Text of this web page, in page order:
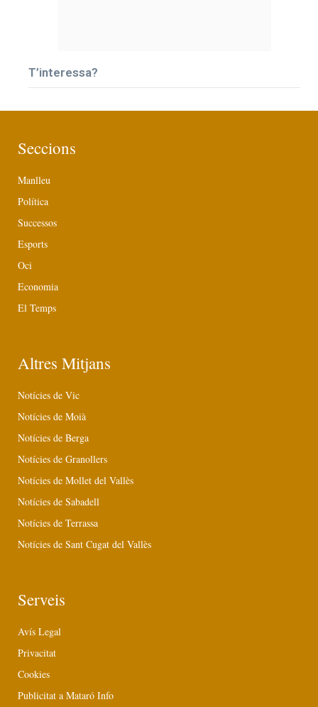
T’interessa?
Seccions
Manlleu
Política
Successos
Esports
Oci
Economia
El Temps
Altres Mitjans
Notícies de Vic
Notícies de Moià
Notícies de Berga
Notícies de Granollers
Notícies de Mollet del Vallès
Notícies de Sabadell
Notícies de Terrassa
Notícies de Sant Cugat del Vallès
Serveis
Avís Legal
Privacitat
Cookies
Publicitat a Mataró Info